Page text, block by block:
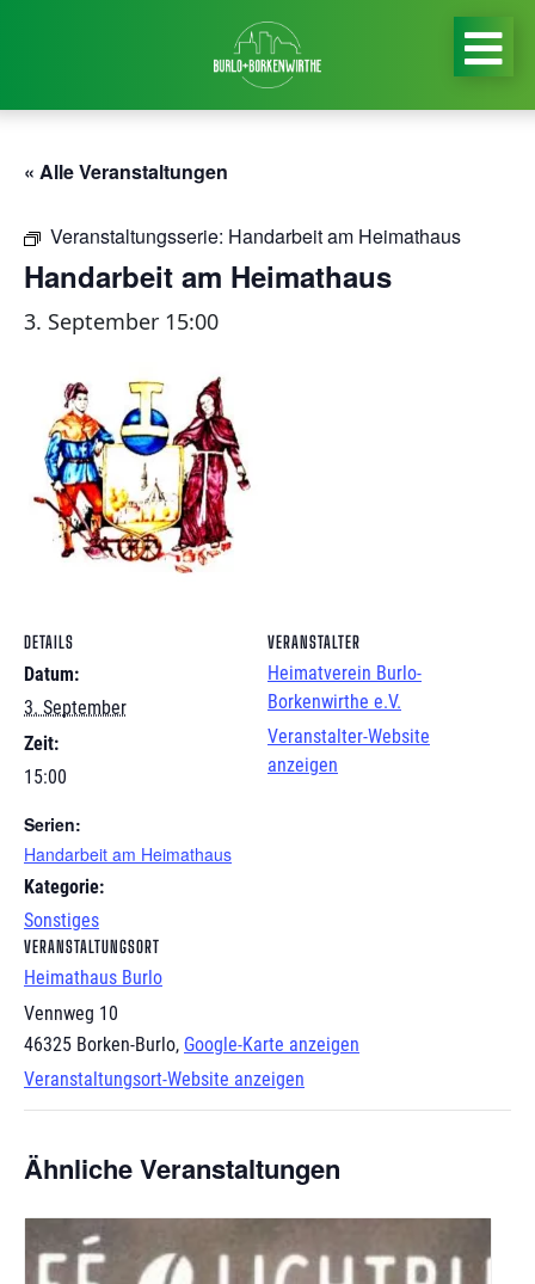
« Alle Veranstaltungen
Veranstaltungsserie: Handarbeit am Heimathaus
Handarbeit am Heimathaus
3. September 15:00
DETAILS
Datum:
3. September
Zeit:
15:00
Serien:
Handarbeit am Heimathaus
Kategorie:
Sonstiges
VERANSTALTUNGSORT
Heimathaus Burlo
Vennweg 10
46325 Borken-Burlo, Google-Karte anzeigen
Veranstaltungsort-Website anzeigen
VERANSTALTER
Heimatverein Burlo-
Borkenwirthe e.V.
Veranstalter-Website
anzeigen
Ähnliche Veranstaltungen